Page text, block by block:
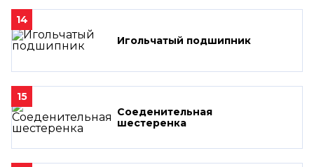
14
Игольчатый подшипник
15
Соеденительная
шестеренка